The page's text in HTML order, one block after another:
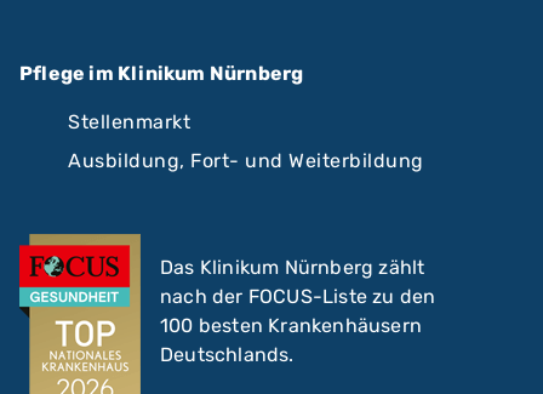
Pflege im Klinikum Nürnberg
Stellenmarkt
Ausbildung, Fort- und Weiterbildung
Das Klinikum Nürnberg zählt
nach der FOCUS-Liste zu den
100 besten Krankenhäusern
Deutschlands.